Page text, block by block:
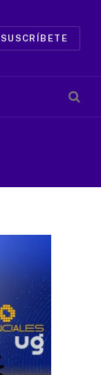
SUSCRÍBETE